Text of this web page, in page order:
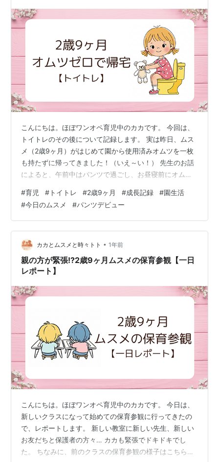
こんにちは。ほぼワンオペ育児中のカカです。 今回は、
トイトレのその後について記録します。 実は昨日、ムス
メ（2歳9ヶ月）がはじめて園から使用済みオムツを一枚
も持たずに帰ってきました！（いえ～い！） 先生のお話
によると、午前中はパンツで過ごし、お昼寝前にオムツ
たとのこと。 カカ「ムスメちゃんすご～い！全部トイレ
で出来たの？お姉さんじゃん！！」 と盛大に褒め倒しま
した。 ムスメにとっても、私にとっても、大きな一歩で
した。 いつも園の帰りはビニール袋に入った使用済みオ
ムツをリュックにぶら下げているのですが、今日はな
し。 軽々とリュックを持ち、なんだか…
#育児 # トイトレ #2歳9ヶ月 #成長記録 #園生活
#今日のムスメ #パンツデビュー
カカとムスメと時々トト • 1年前
親の方が緊張!?2歳9ヶ月ムスメの保育参観【一日
レポート】
こんにちは。ほぼワンオペ育児中のカカです。 今日は、
新しいクラスになって始めての保育参観に行ってきたの
で、レポートします。 新しい教室に新しい先生、新しい
お友だちと保護者の方々… カカも緊張でドキドキでし
た。 ちなみに、前のクラスの保育参観の様子はこちらの